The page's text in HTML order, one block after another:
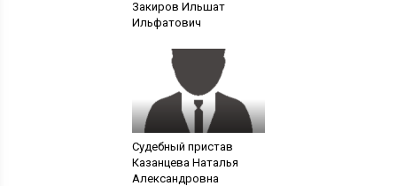
Закиров Ильшат
Ильфатович
Судебный пристав
Казанцева Наталья
Александровна